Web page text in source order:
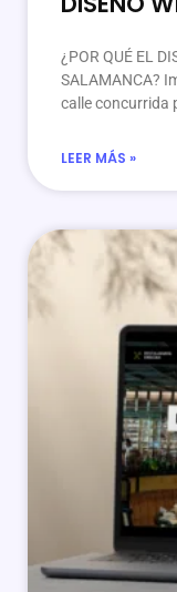
¿POR QUÉ EL
SALAMANCA?
calle concurrida
LEER MÁS »